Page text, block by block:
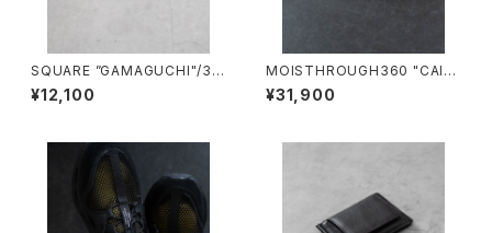
SQUARE ”GAMAGUCHI"/30
47#1/スクエアがま口ケース
¥12,100
MOISTHROUGH360 "CAICI
AS"/M1120W#2/モイスルー3
60"カイキアス"
¥31,900